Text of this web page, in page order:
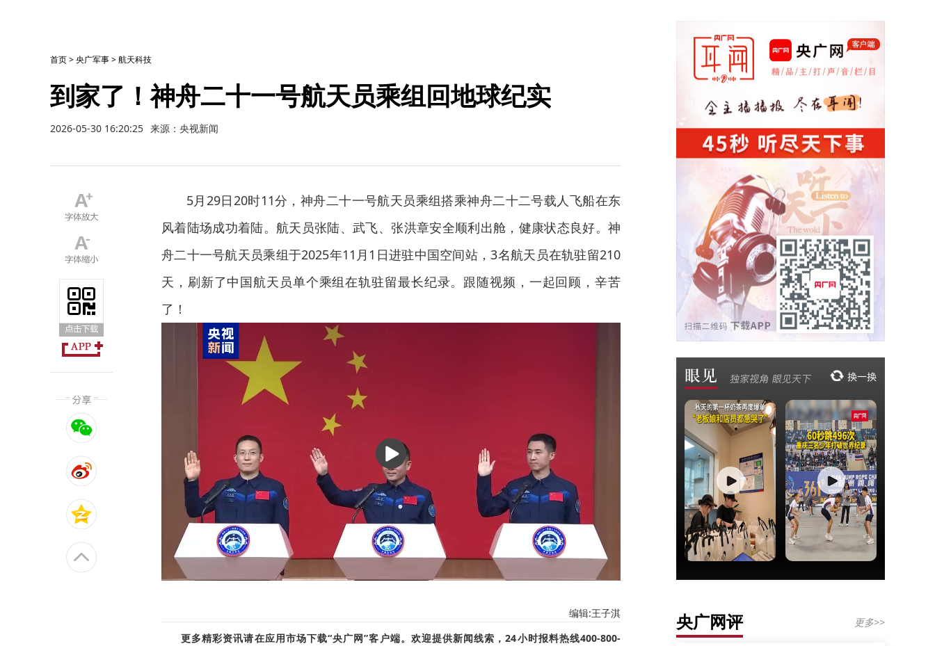
首页>央广军事>航天科技
到家了！神舟二十一号航天员乘组回地球纪实
2026-05-30 16:20:25 来源：央视新闻
5月29日20时11分，神舟二十一号航天员乘组搭乘神舟二十二号载人飞船在东
风着陆场成功着陆。航天员张陆、武飞、张洪章安全顺利出舱，健康状态良好。神
舟二十一号航天员乘组于2025年11月1日进驻中国空间站，3名航天员在轨驻留210
天，刷新了中国航天员单个乘组在轨驻留最长纪录。跟随视频，一起回顾，辛苦
了！
播
放
编辑:王子淇
更多精彩资讯请在应用市场下载“央广网”客户端。欢迎提供新闻线索，24小时报料热线400-800-
央广网评 更多>>